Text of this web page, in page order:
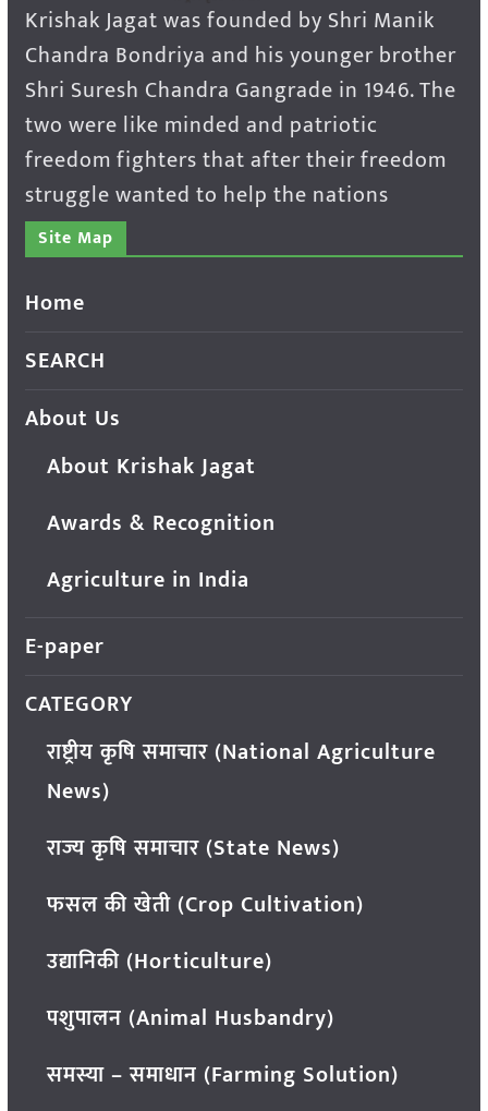
Krishak Jagat was founded by Shri Manik
Chandra Bondriya and his younger brother
Shri Suresh Chandra Gangrade in 1946. The
two were like minded and patriotic
freedom fighters that after their freedom
struggle wanted to help the nations
Site Map
Home
SEARCH
About Us
About Krishak Jagat
Awards & Recognition
Agriculture in India
E-paper
CATEGORY
राष्ट्रीय कृषि समाचार (National Agriculture
News)
राज्य कृषि समाचार (State News)
फसल की खेती (Crop Cultivation)
उद्यानिकी (Horticulture)
पशुपालन (Animal Husbandry)
समस्या – समाधान (Farming Solution)